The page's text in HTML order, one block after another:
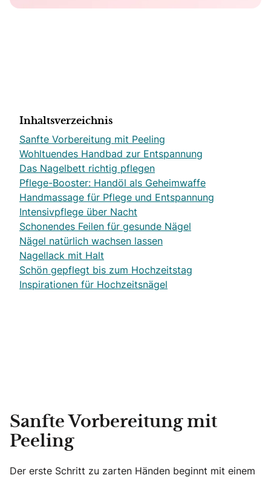
Inhaltsverzeichnis
Sanfte Vorbereitung mit Peeling
Wohltuendes Handbad zur Entspannung
Das Nagelbett richtig pflegen
Pflege-Booster: Handöl als Geheimwaffe
Handmassage für Pflege und Entspannung
Intensivpflege über Nacht
Schonendes Feilen für gesunde Nägel
Nägel natürlich wachsen lassen
Nagellack mit Halt
Schön gepflegt bis zum Hochzeitstag
Inspirationen für Hochzeitsnägel
Sanfte Vorbereitung mit
Peeling
Der erste Schritt zu zarten Händen beginnt mit einem